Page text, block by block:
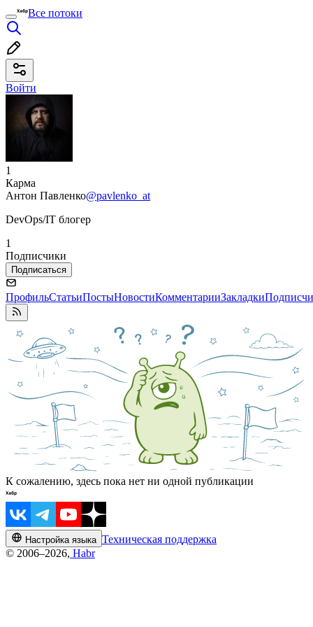
Все потоки
Войти
1
Карма
Антон Павленко@pavlenko_at
DevOps/IT блогер
1
Подписчики
Подписаться
ПрофильСтатьиПостыНовостиКомментарииЗакладки
К сожалению, здесь пока нет ни одной публикации
Настройка языка Техническая поддержка
© 2006–2026, Habr